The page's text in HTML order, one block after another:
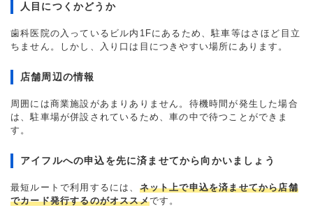
人目につくかどうか
歯科医院の入っているビル内1Fにあるため、駐車等はさほど目立
ちません。しかし、入り口は目につきやすい場所にあります。
店舗周辺の情報
周囲には商業施設があまりありません。待機時間が発生した場合
は、駐車場が併設されているため、車の中で待つことができま
す。
アイフルへの申込を先に済ませてから向かいましょう
最短ルートで利用するには、 ネット上で申込を済ませてから店舗
でカード発行するのがオススメです。